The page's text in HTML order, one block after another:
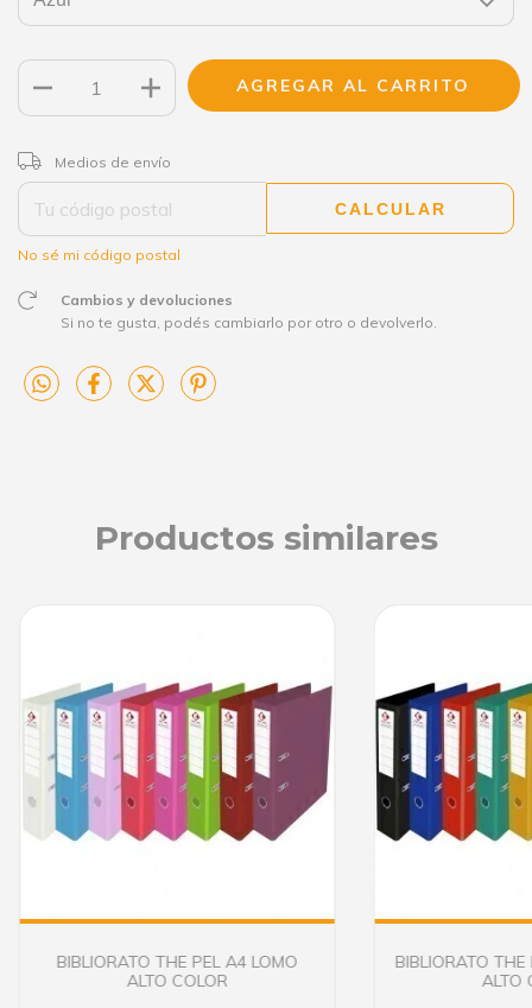
Entregas para el CP:
Medios de envío
CALCULAR
No sé mi código postal
Cambios y devoluciones
Si no te gusta, podés cambiarlo por otro o devolverlo.
Productos similares
BIBLIORATO THE PEL A4 LOMO
ALTO COLOR
BIBLIORATO
ALTO